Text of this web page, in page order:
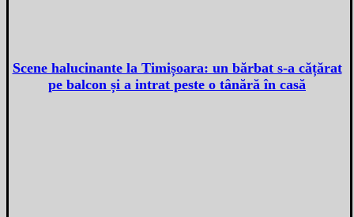
Scene halucinante la Timișoara: un bărbat s-a cățărat
pe balcon și a intrat peste o tânără în casă